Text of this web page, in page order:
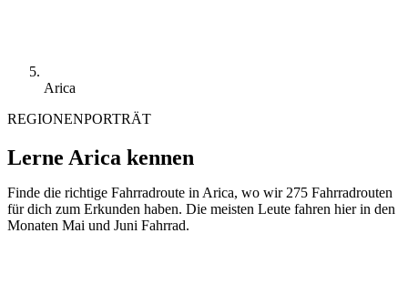
Arica
REGIONENPORTRÄT
Lerne Arica kennen
Finde die richtige Fahrradroute in Arica, wo wir 275 Fahrradrouten
für dich zum Erkunden haben. Die meisten Leute fahren hier in den
Monaten Mai und Juni Fahrrad.